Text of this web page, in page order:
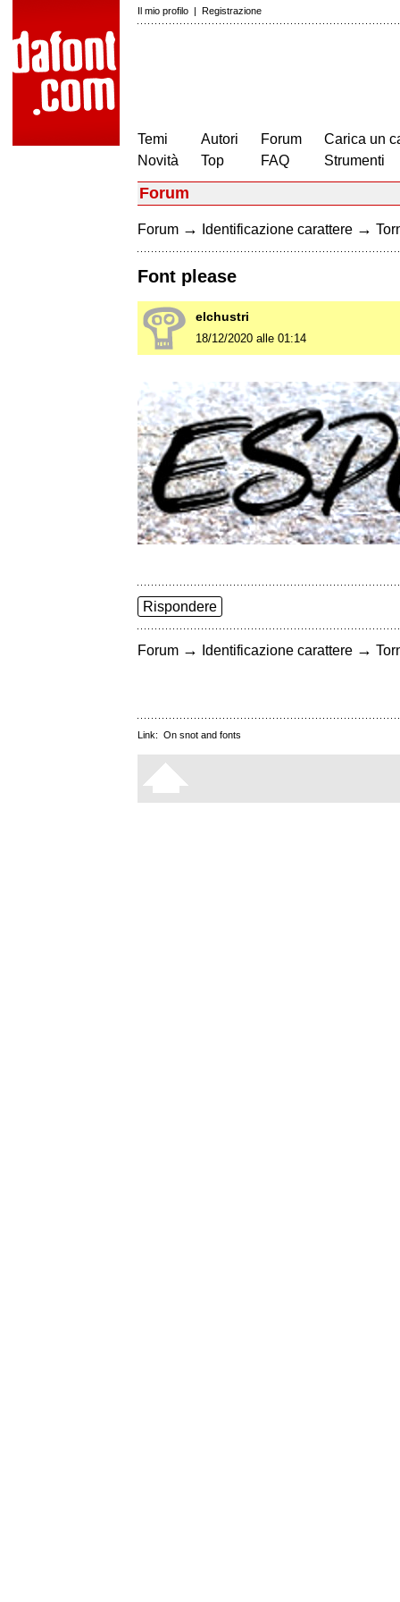
Il mio profilo | Registrazione
Temi
Novità
Autori
Top
Forum
FAQ
Carica un
Strumenti
Forum
Forum → Identificazione carattere →
Font please
elchustri
18/12/2020 alle 01:14
Rispondere
Forum → Identificazione carattere →
Link: On snot and fonts